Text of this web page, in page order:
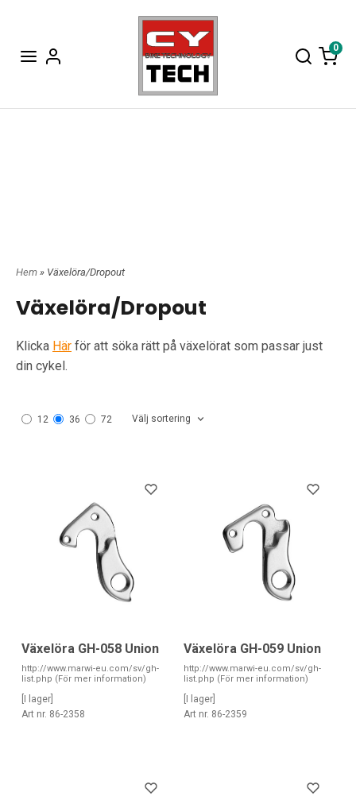
0
Hem » Växelöra/Dropout
Växelöra/Dropout
Klicka Här för att söka rätt på växelörat som passar just
din cykel.
12 36 72 Välj sortering
Växelöra GH-058 Union
http://www.marwi-eu.com/sv/gh-
list.php (För mer information)
[I lager]
Art nr. 86-2358
Växelöra GH-059 Union
http://www.marwi-eu.com/sv/gh-
list.php (För mer information)
[I lager]
Art nr. 86-2359